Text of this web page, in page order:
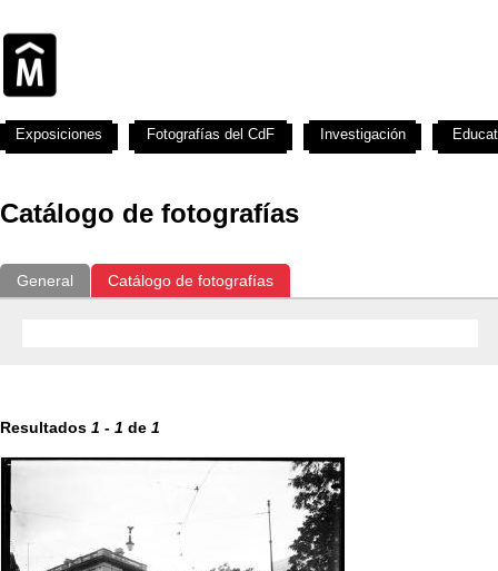
Catálogo de fotografías
General Catálogo de fotografías
Resultados 1 - 1 de 1
Exposiciones Fotografías del CdF Investigación